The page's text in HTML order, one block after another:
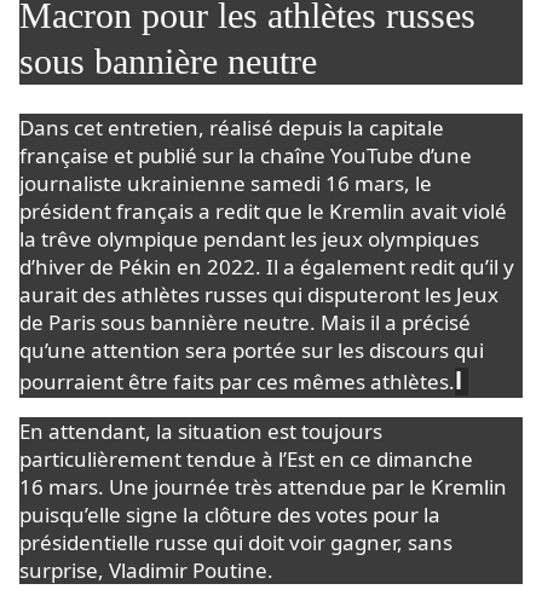
Macron pour les athlètes russes
sous bannière neutre
Dans cet entretien, réalisé depuis la capitale
française et publié sur la chaîne YouTube d’une
journaliste ukrainienne samedi 16 mars, le
président français a redit que le Kremlin avait violé
la trêve olympique pendant les jeux olympiques
d’hiver de Pékin en 2022. Il a également redit qu’il y
aurait des athlètes russes qui disputeront les Jeux
de Paris sous bannière neutre. Mais il a précisé
qu’une attention sera portée sur les discours qui
pourraient être faits par ces mêmes athlètes.l
En attendant, la situation est toujours
particulièrement tendue à l’Est en ce dimanche
16 mars. Une journée très attendue par le Kremlin
puisqu’elle signe la clôture des votes pour la
présidentielle russe qui doit voir gagner, sans
surprise, Vladimir Poutine.